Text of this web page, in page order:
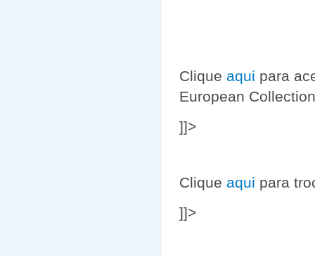
Clique aqui para
European
]]>
Clique aqui para
]]>